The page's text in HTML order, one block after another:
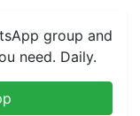
group and
need. Daily.